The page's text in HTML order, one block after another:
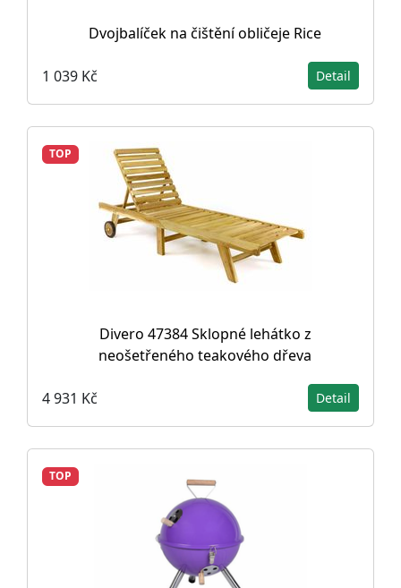
Dvojbalíček na čištění obličeje Rice
1 039 Kč Detail
TOP
Divero 47384 Sklopné lehátko z
neošetřeného teakového dřeva
4 931 Kč Detail
TOP